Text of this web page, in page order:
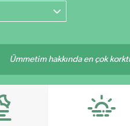
Ümmetim hakkında en çok